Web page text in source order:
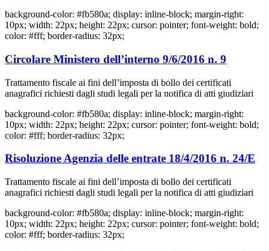
background-color: #fb580a; display: inline-block; margin-right:
10px; width: 22px; height: 22px; cursor: pointer; font-weight: bold;
color: #fff; border-radius: 32px;
Circolare Ministero dell’interno 9/6/2016 n. 9
Trattamento fiscale ai fini dell’imposta di bollo dei certificati
anagrafici richiesti dagli studi legali per la notifica di atti giudiziari
background-color: #fb580a; display: inline-block; margin-right:
10px; width: 22px; height: 22px; cursor: pointer; font-weight: bold;
color: #fff; border-radius: 32px;
Risoluzione Agenzia delle entrate 18/4/2016 n. 24/E
Trattamento fiscale ai fini dell’imposta di bollo dei certificati
anagrafici richiesti dagli studi legali per la notifica di atti giudiziari
background-color: #fb580a; display: inline-block; margin-right:
10px; width: 22px; height: 22px; cursor: pointer; font-weight: bold;
color: #fff; border-radius: 32px;